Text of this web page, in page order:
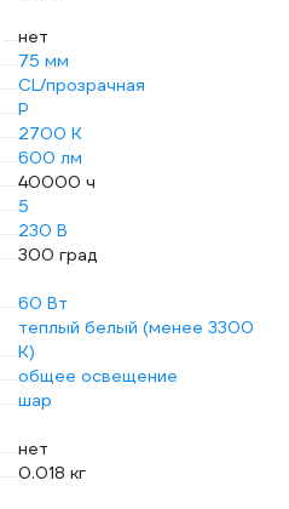
нет
75 мм
CL/прозрачная
P
2700 К
600 лм
40000 ч
5
230 В
300 град
60 Вт
теплый белый (менее 3300
К)
общее освещение
шар
нет
0.018 кг